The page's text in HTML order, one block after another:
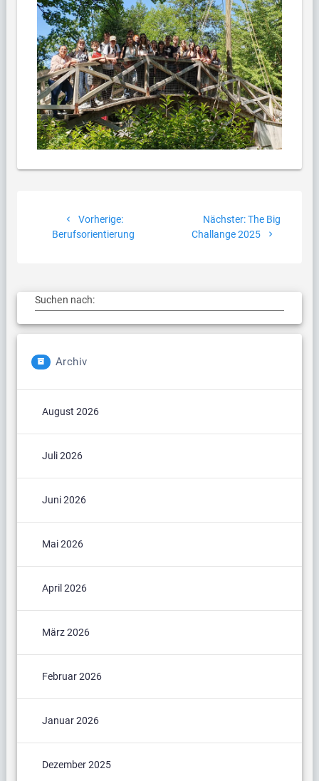
Vorherige:Vorheriger
Beitrag:
Berufsorientierung
Nächster:Nächster
Beitrag:
The Big
Challange 2025
Suchen nach:
Archiv
August 2026
Juli 2026
Juni 2026
Mai 2026
April 2026
März 2026
Februar 2026
Januar 2026
Dezember 2025